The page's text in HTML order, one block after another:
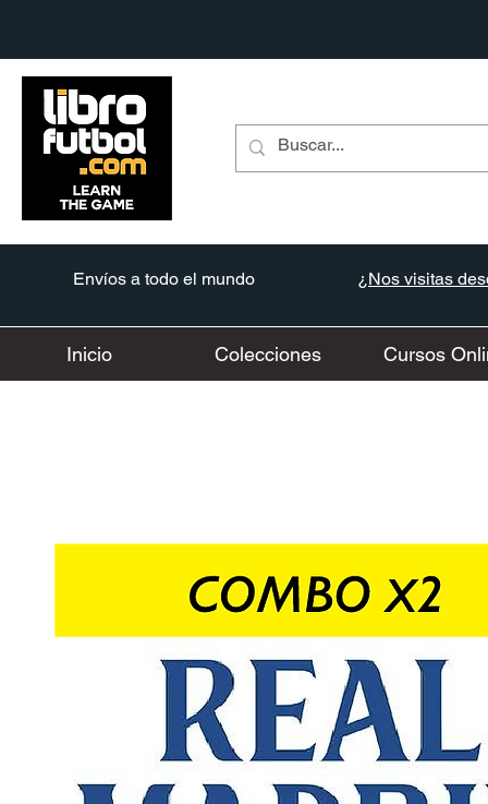
Envíos a todo el mundo ¿Nos visitas
Inicio Colecciones Cursos